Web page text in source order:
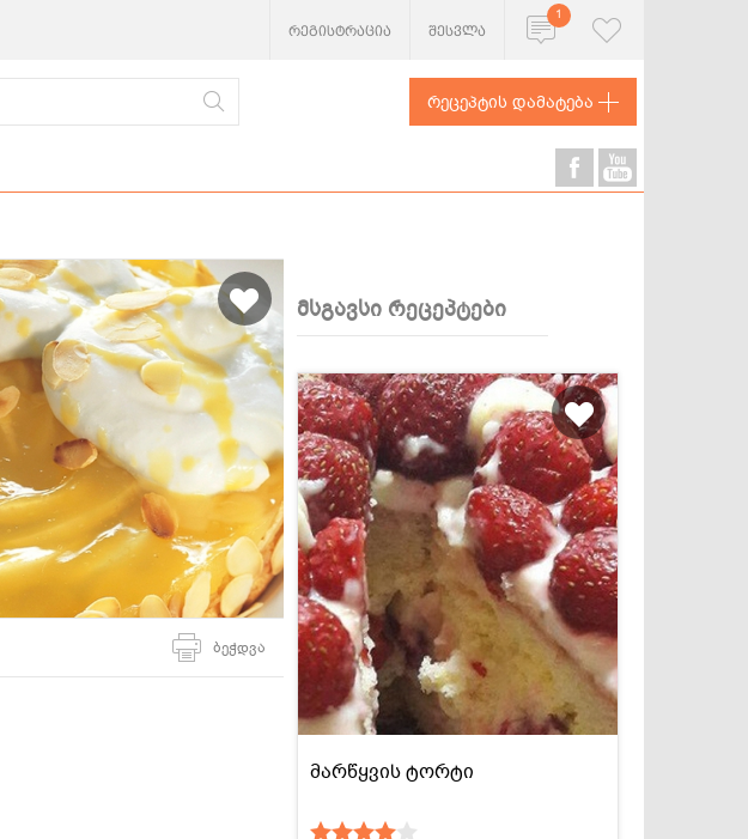
რეგისტრაცია შესვლა
1
რეცეპტის დამატება
ცომეული ხორცეული
თევზი და
ზღვის
პროდუქტები
ბურღულეული
სასმელები
კონსერვი და
სოუსები
ბეჭდვა
მსგავსი რეცეპტები
მარწყვის ტორტი